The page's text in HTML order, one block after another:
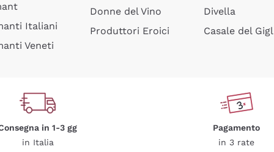
Italiani
Veneti
Donne del Vino
Produttori Eroici
Divella
Casale del
in 1-3 gg
in Italia
Pagamento
in 3 rate